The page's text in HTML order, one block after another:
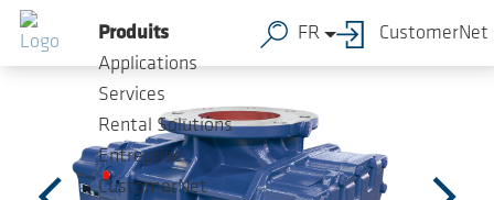
Sauter au contenu principal
Produits
Applications
Services
Rental Solutions
Entreprise
CustomerNet
FR CustomerNet